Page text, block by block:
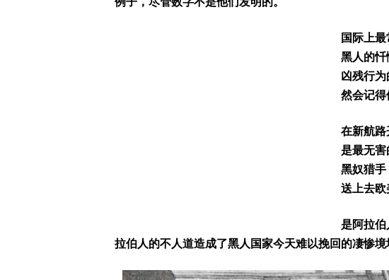
国际上
黑人的忏
凶残行
然会记得
在新航路
是最无害
黑奴猎手
送上去欧
是阿拉伯
拉伯人的不人道造成了黑人国家今天难以挽回的凄惨境